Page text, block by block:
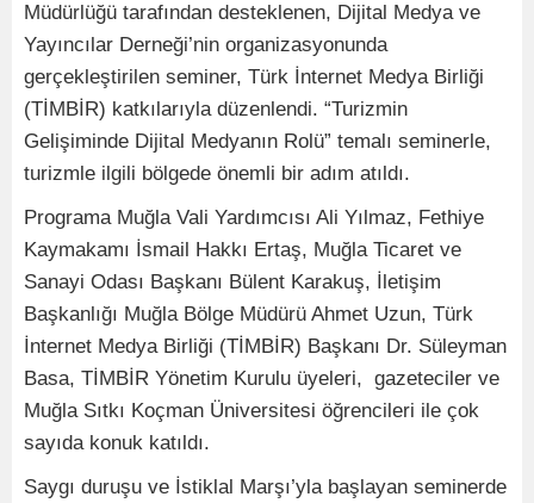
Müdürlüğü tarafından desteklenen, Dijital Medya ve
Yayıncılar Derneği’nin organizasyonunda
gerçekleştirilen seminer, Türk İnternet Medya Birliği
(TİMBİR) katkılarıyla düzenlendi. “Turizmin
Gelişiminde Dijital Medyanın Rolü” temalı seminerle,
turizmle ilgili bölgede önemli bir adım atıldı.
Programa Muğla Vali Yardımcısı Ali Yılmaz, Fethiye
Kaymakamı İsmail Hakkı Ertaş, Muğla Ticaret ve
Sanayi Odası Başkanı Bülent Karakuş, İletişim
Başkanlığı Muğla Bölge Müdürü Ahmet Uzun, Türk
İnternet Medya Birliği (TİMBİR) Başkanı Dr. Süleyman
Basa, TİMBİR Yönetim Kurulu üyeleri, gazeteciler ve
Muğla Sıtkı Koçman Üniversitesi öğrencileri ile çok
sayıda konuk katıldı.
Saygı duruşu ve İstiklal Marşı’yla başlayan seminerde